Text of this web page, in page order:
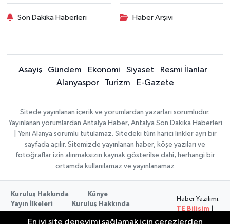
Son Dakika Haberleri Haber Arşivi
Asayiş Gündem Ekonomi Siyaset
Resmi İlanlar
Alanyaspor
Turizm E-Gazete
Sitede yayınlanan içerik ve yorumlardan yazarları sorumludur.
Yayınlanan yorumlardan Antalya Haber, Antalya Son Dakika Haberleri
| Yeni Alanya sorumlu tutulamaz. Sitedeki tüm harici linkler ayrı bir
sayfada açılır. Sitemizde yayınlanan haber, köşe yazıları ve
fotoğraflar izin alınmaksızın kaynak gösterilse dahi, herhangi bir
ortamda kullanılamaz ve yayınlanamaz
Kuruluş Hakkında
Künye
Yayın İlkeleri
Kuruluş Hakkında
Haber Yazılımı:
TE Bilişim
Copyright ©
En iyi site deneyimi sağlamak için çerezlerden